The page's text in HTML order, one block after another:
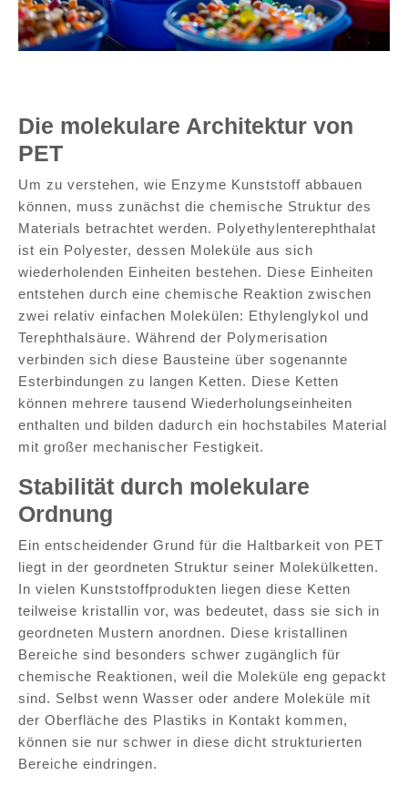
Die molekulare Architektur von
PET
Um zu verstehen, wie Enzyme Kunststoff abbauen
können, muss zunächst die chemische Struktur des
Materials betrachtet werden. Polyethylenterephthalat
ist ein Polyester, dessen Moleküle aus sich
wiederholenden Einheiten bestehen. Diese Einheiten
entstehen durch eine chemische Reaktion zwischen
zwei relativ einfachen Molekülen: Ethylenglykol und
Terephthalsäure. Während der Polymerisation
verbinden sich diese Bausteine über sogenannte
Esterbindungen zu langen Ketten. Diese Ketten
können mehrere tausend Wiederholungseinheiten
enthalten und bilden dadurch ein hochstabiles Material
mit großer mechanischer Festigkeit.
Stabilität durch molekulare
Ordnung
Ein entscheidender Grund für die Haltbarkeit von PET
liegt in der geordneten Struktur seiner Molekülketten.
In vielen Kunststoffprodukten liegen diese Ketten
teilweise kristallin vor, was bedeutet, dass sie sich in
geordneten Mustern anordnen. Diese kristallinen
Bereiche sind besonders schwer zugänglich für
chemische Reaktionen, weil die Moleküle eng gepackt
sind. Selbst wenn Wasser oder andere Moleküle mit
der Oberfläche des Plastiks in Kontakt kommen,
können sie nur schwer in diese dicht strukturierten
Bereiche eindringen.